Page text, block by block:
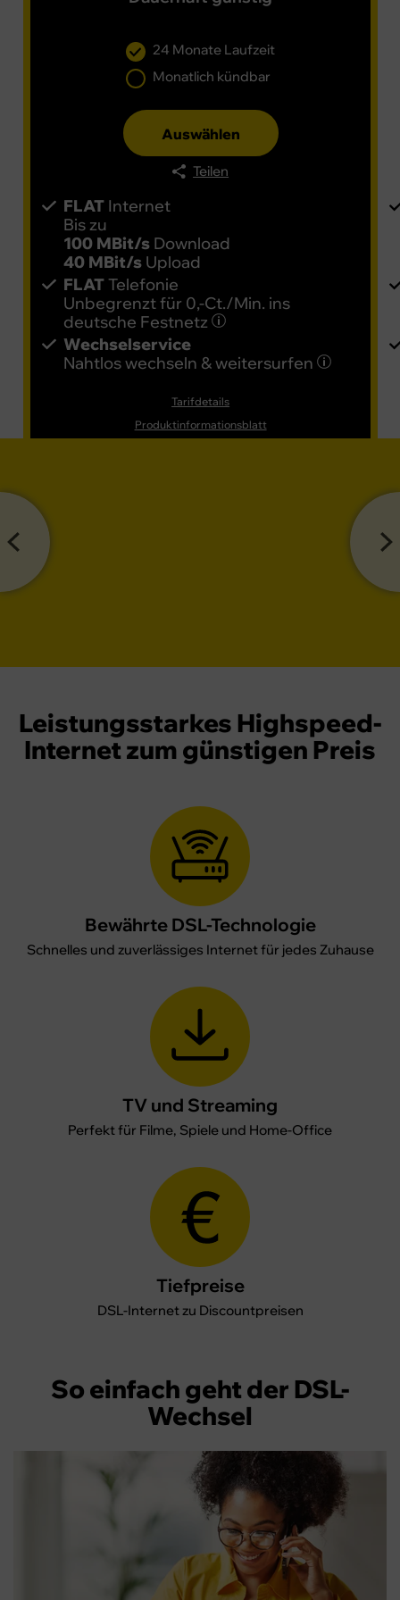
24 Monate Laufzeit
Monatlich kündbar
Auswählen
Teilen
FLATInternet
Bis zu
100 MBit/sDownload
40 MBit/sUpload
FLATTelefonie
Unbegrenzt für 0,-Ct./Min. ins
deutsche Festnetz
Wechselservice
Nahtlos wechseln & weitersurfen
Tarifdetails
Produktinformationsblatt
Leistungsstarkes Highspeed-
Internet zum günstigen Preis
Bewährte DSL-Technologie
Schnelles und zuverlässiges Internet für jedes Zuhause
TV und Streaming
Perfekt für Filme, Spiele und Home-Office
Tiefpreise
DSL-Internet zu Discountpreisen
So einfach geht der DSL-
Wechsel